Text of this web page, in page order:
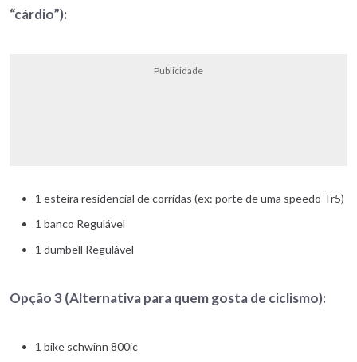
“cárdio”):
Publicidade
1 esteira residencial de corridas (ex: porte de uma speedo Tr5)
1 banco Regulável
1 dumbell Regulável
Opção 3 (Alternativa para quem gosta de ciclismo):
1 bike schwinn 800ic